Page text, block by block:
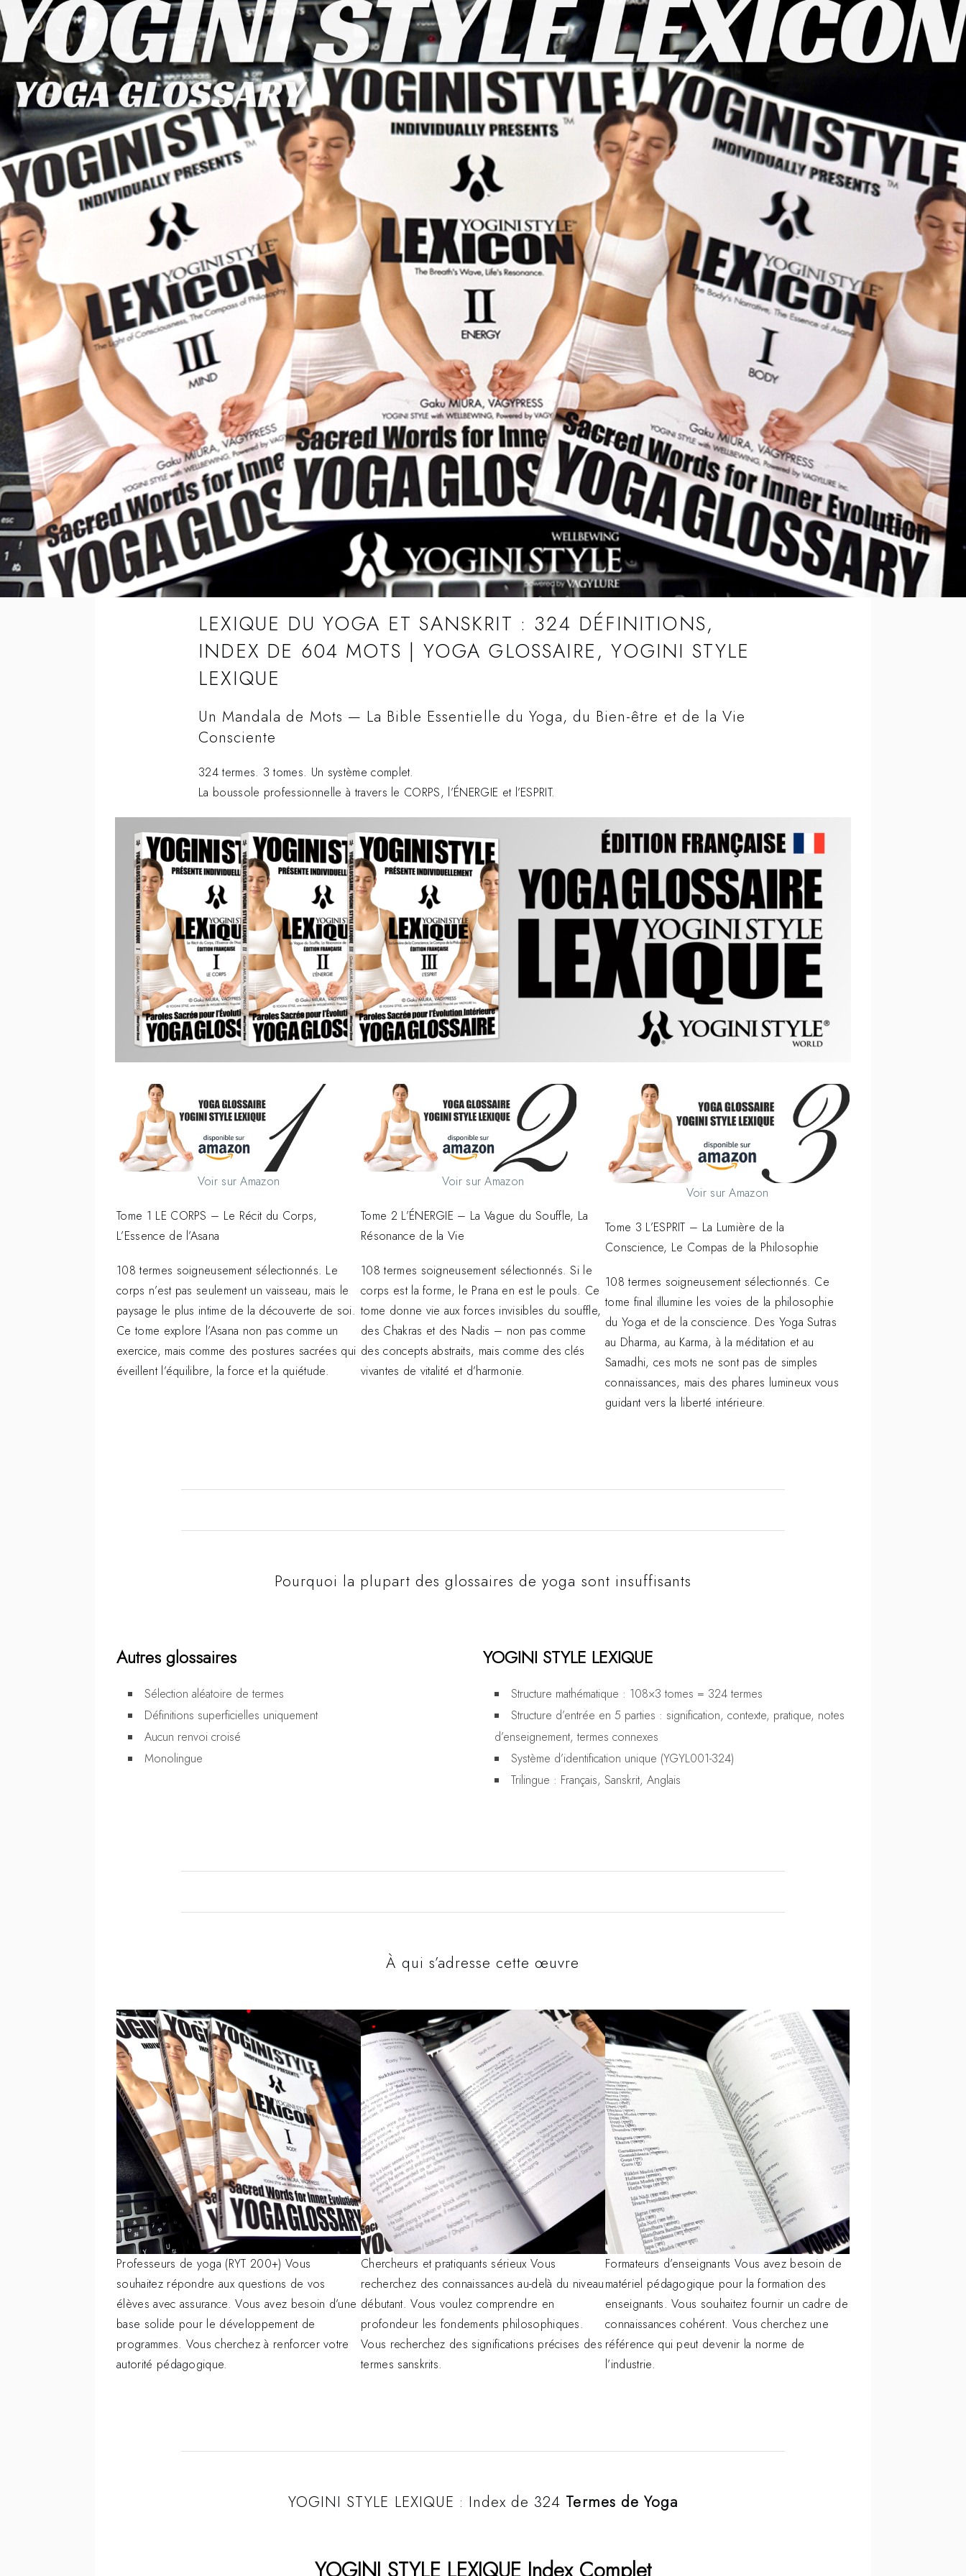
内
容
を
プ
LEXIQUE DU YOGA ET SANSKRIT : 324 DÉFINITIONS,
INDEX DE 604 MOTS | YOGA GLOSSAIRE, YOGINI STYLE
LEXIQUE
Un Mandala de Mots — La Bible Essentielle du Yoga, du Bien-être et de la Vie
Consciente
324 termes. 3 tomes. Un système complet.
La boussole professionnelle à travers le CORPS, l’ÉNERGIE et l’ESPRIT.
Voir sur Amazon
Tome 1 LE CORPS – Le Récit du Corps,
L’Essence de l’Asana
108 termes soigneusement sélectionnés. Le
corps n’est pas seulement un vaisseau, mais le
paysage le plus intime de la découverte de soi.
Ce tome explore l’Asana non pas comme un
exercice, mais comme des postures sacrées qui
éveillent l’équilibre, la force et la quiétude.
Voir sur Amazon
Tome 2 L’ÉNERGIE – La Vague du Souffle, La
Résonance de la Vie
108 termes soigneusement sélectionnés. Si le
corps est la forme, le Prana en est le pouls. Ce
tome donne vie aux forces invisibles du souffle,
des Chakras et des Nadis – non pas comme
des concepts abstraits, mais comme des clés
vivantes de vitalité et d’harmonie.
Voir sur Amazon
Tome 3 L’ESPRIT – La Lumière de la
Conscience, Le Compas de la Philosophie
108 termes soigneusement sélectionnés. Ce
tome final illumine les voies de la philosophie
du Yoga et de la conscience. Des Yoga Sutras
au Dharma, au Karma, à la méditation et au
Samadhi, ces mots ne sont pas de simples
connaissances, mais des phares lumineux vous
guidant vers la liberté intérieure.
Pourquoi la plupart des glossaires de yoga sont insuffisants
Autres glossaires
Sélection aléatoire de termes
Définitions superficielles uniquement
Aucun renvoi croisé
Monolingue
YOGINI STYLE LEXIQUE
Structure mathématique : 108×3 tomes = 324 termes
Structure d’entrée en 5 parties : signification, contexte, pratique, notes
d’enseignement, termes connexes
Système d’identification unique (YGYL001-324)
Trilingue : Français, Sanskrit, Anglais
À qui s’adresse cette œuvre
Professeurs de yoga (RYT 200+) Vous
souhaitez répondre aux questions de vos
élèves avec assurance. Vous avez besoin d’une
base solide pour le développement de
programmes. Vous cherchez à renforcer votre
autorité pédagogique.
Chercheurs et pratiquants sérieux Vous
recherchez des connaissances au-delà du niveau
débutant. Vous voulez comprendre en
profondeur les fondements philosophiques.
Vous recherchez des significations précises des
termes sanskrits.
Formateurs d’enseignants Vous avez besoin de
matériel pédagogique pour la formation des
enseignants. Vous souhaitez fournir un cadre de
connaissances cohérent. Vous cherchez une
référence qui peut devenir la norme de
l’industrie.
YOGINI STYLE LEXIQUE : Index de 324 Termes de Yoga